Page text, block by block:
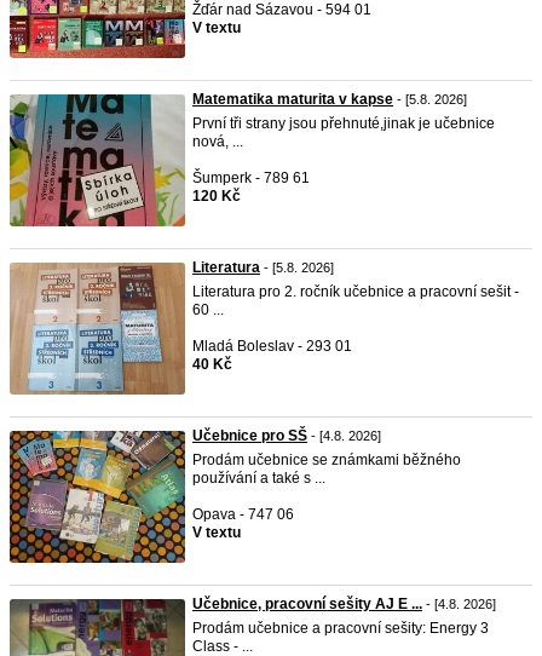
Žďár nad Sázavou - 594 01
V textu
Matematika maturita v kapse - [5.8. 2026]
První tři strany jsou přehnuté,jinak je učebnice
nová, ...
Šumperk - 789 61
120 Kč
Literatura - [5.8. 2026]
Literatura pro 2. ročník učebnice a pracovní sešit -
60 ...
Mladá Boleslav - 293 01
40 Kč
Učebnice pro SŠ - [4.8. 2026]
Prodám učebnice se známkami běžného
používání a také s ...
Opava - 747 06
V textu
Učebnice, pracovní sešity AJ E ... - [4.8. 2026]
Prodám učebnice a pracovní sešity: Energy 3
Class - ...